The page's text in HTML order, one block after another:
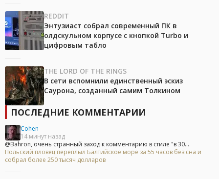
REDDIT
Энтузиаст собрал современный ПК в
олдскульном корпусе с кнопкой Turbo и
цифровым табло
THE LORD OF THE RINGS
В сети вспомнили единственный эскиз
Саурона, созданный самим Толкином
ПОСЛЕДНИЕ КОММЕНТАРИИ
Cohen
14 минут назад
@Bahron, очень странный заход к комментарию в стиле "в 30...
Польский пловец переплыл Балтийское море за 55 часов без сна и
собрал более 250 тысяч долларов